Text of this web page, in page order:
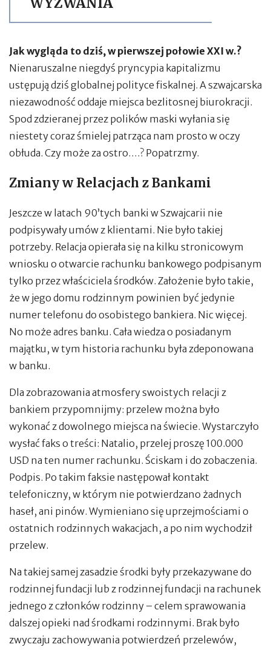
Jak wygląda to dziś, w pierwszej połowie XXI w.?
Nienaruszalne niegdyś pryncypia kapitalizmu
ustępują dziś globalnej polityce fiskalnej. A szwajcarska
niezawodność oddaje miejsca bezlitosnej biurokracji.
Spod zdzieranej przez polików maski wyłania się
niestety coraz śmielej patrząca nam prosto w oczy
obłuda. Czy może za ostro….? Popatrzmy.
Zmiany w Relacjach z Bankami
Jeszcze w latach 90’tych banki w Szwajcarii nie
podpisywały umów z klientami. Nie było takiej
potrzeby. Relacja opierała się na kilku stronicowym
wniosku o otwarcie rachunku bankowego podpisanym
tylko przez właściciela środków. Założenie było takie,
że w jego domu rodzinnym powinien być jedynie
numer telefonu do osobistego bankiera. Nic więcej.
No może adres banku. Cała wiedza o posiadanym
majątku, w tym historia rachunku była zdeponowana
w banku.
Dla zobrazowania atmosfery swoistych relacji z
bankiem przypomnijmy: przelew można było
wykonać z dowolnego miejsca na świecie. Wystarczyło
wysłać faks o treści: Natalio, przelej proszę 100.000
USD na ten numer rachunku. Ściskam i do zobaczenia.
Podpis. Po takim faksie następował kontakt
telefoniczny, w którym nie potwierdzano żadnych
haseł, ani pinów. Wymieniano się uprzejmościami o
ostatnich rodzinnych wakacjach, a po nim wychodził
przelew.
Na takiej samej zasadzie środki były przekazywane do
rodzinnej fundacji lub z rodzinnej fundacji na rachunek
jednego z członków rodzinny – celem sprawowania
dalszej opieki nad środkami rodzinnymi. Brak było
zwyczaju zachowywania potwierdzeń przelewów,